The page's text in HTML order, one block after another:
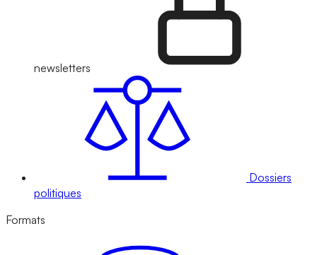
newsletters
Dossiers
politiques
Formats